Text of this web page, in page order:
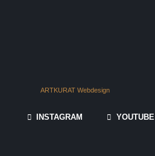
ARTKURAT Webdesign
INSTAGRAM YOUTUBE